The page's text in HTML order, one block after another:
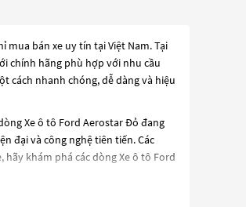
bán xe uy tín tại Việt Nam. Tại
chính hãng phù hợp với nhu cầu
cách nhanh chóng, dễ dàng và hiệu
Xe ô tô Ford Aerostar Đỏ đang
đại và công nghệ tiên tiến. Các
hãy khám phá các dòngXe ô tô Ford